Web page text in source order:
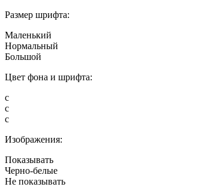
Размер шрифта:
Маленький
Нормальный
Большой
Цвет фона и шрифта:
с
с
с
Изображения:
Показывать
Черно-белые
Не показывать